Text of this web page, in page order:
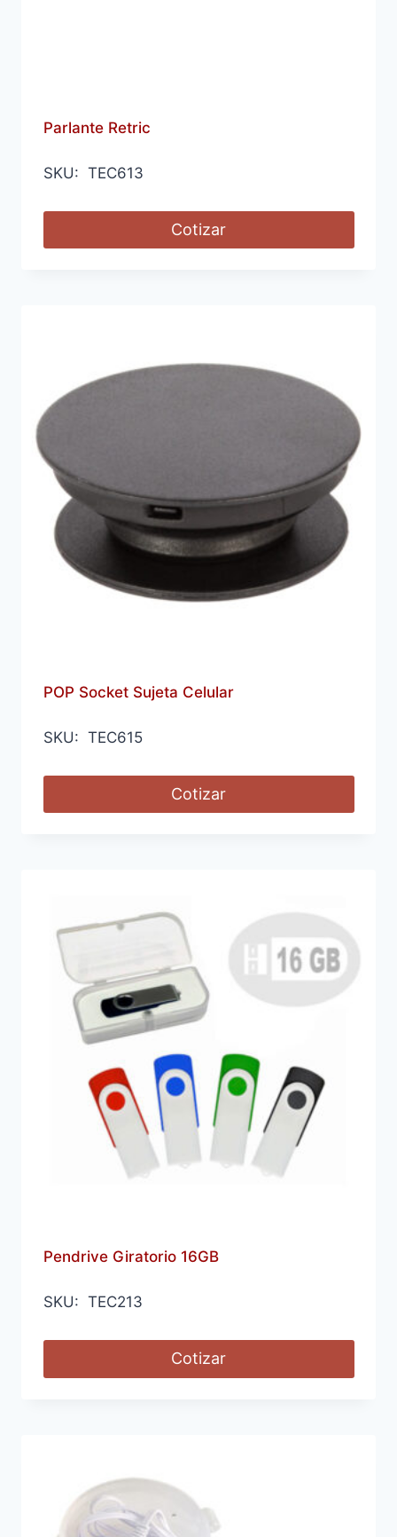
Parlante Retric
SKU: TEC613
Cotizar
POP Socket Sujeta Celular
SKU: TEC615
Cotizar
Pendrive Giratorio 16GB
SKU: TEC213
Cotizar